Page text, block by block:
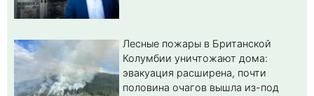
Лесные пожары в Британской
Колумбии уничтожают дома:
эвакуация расширена, почти
половина очагов вышла из-под